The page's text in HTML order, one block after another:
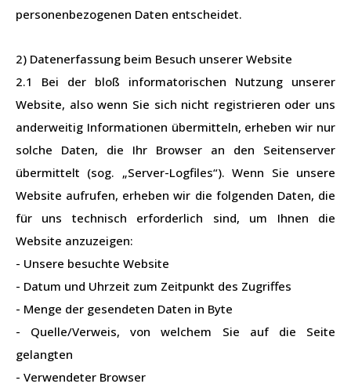
personenbezogenen Daten entscheidet.
2) Datenerfassung beim Besuch unserer Website
2.1 Bei der bloß informatorischen Nutzung unserer
Website, also wenn Sie sich nicht registrieren oder uns
anderweitig Informationen übermitteln, erheben wir nur
solche Daten, die Ihr Browser an den Seitenserver
übermittelt (sog. „Server-Logfiles“). Wenn Sie unsere
Website aufrufen, erheben wir die folgenden Daten, die
für uns technisch erforderlich sind, um Ihnen die
Website anzuzeigen:
- Unsere besuchte Website
- Datum und Uhrzeit zum Zeitpunkt des Zugriffes
- Menge der gesendeten Daten in Byte
- Quelle/Verweis, von welchem Sie auf die Seite
gelangten
- Verwendeter Browser